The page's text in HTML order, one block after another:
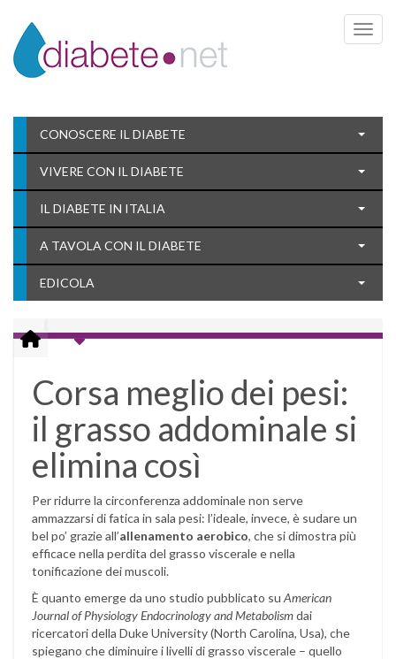
Toggle
CONOSCERE IL DIABETE
VIVERE CON IL DIABETE
IL DIABETE IN ITALIA
A TAVOLA CON IL DIABETE
EDICOLA
Corsa meglio dei pesi:
il grasso addominale si
elimina così
Per ridurre la circonferenza addominale non serve
ammazzarsi di fatica in sala pesi: l’ideale, invece, è sudare un
bel po’ grazie all’allenamento aerobico, che si dimostra più
efficace nella perdita del grasso viscerale e nella
tonificazione dei muscoli.
È quanto emerge da uno studio pubblicato su American
Journal of Physiology Endocrinology and Metabolismdai
ricercatori della Duke University (North Carolina, Usa), che
spiegano che diminuire i livelli di grasso viscerale – quello